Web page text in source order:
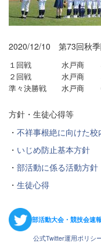
2020/12/10 第73回秋季
１回戦 水戸商
２回戦 水戸商
準々決勝戦 水戸商
方針・生徒心得等
・ 不祥事根絶に向けた校
・ いじめ防止基本方針
・ 部活動に係る活動方針
・ 生徒心得
部活動大会・競技会速
公式Twitter運用ポリシ